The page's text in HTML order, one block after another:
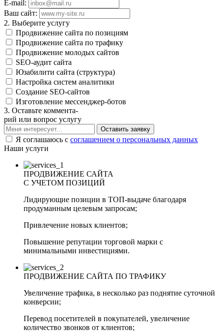
E-mail:
Ваш сайт:
2. Выберите услугу
Продвижение сайта по позициям
Продвижение сайта по трафику
Продвижение молодых сайтов
SEO-аудит сайта
Юзабилити сайта (структура)
Настройка систем аналитики
Создание SEO-сайтов
Изготовление мессенджер-ботов
3. Оставьте коммента-
рий или вопрос услугу
Я соглашаюсь с соглашением о персональных данных
Наши услуги
ПРОДВИЖЕНИЕ САЙТА
С УЧЕТОМ ПОЗИЦИЙ
Лидирующие позиции в ТОП-выдаче благодаря
продуманным целевым запросам;
Привлечение новых клиентов;
Повышение репутации торговой марки с
минимальными инвестициями.
ПРОДВИЖЕНИЕ САЙТА ПО ТРАФИКУ
Увеличение трафика, в несколько раз поднятие суточной
конверсии;
Перевод посетителей в покупателей, увеличение
количество звонков от клиентов;